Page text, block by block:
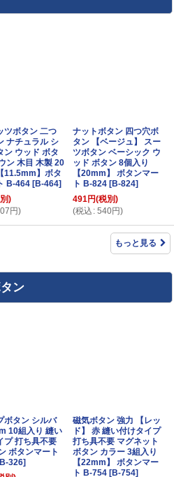
ツボタン 二つ
ナチュラル シ
ン ウッド ボタ
ン 木目 木製 20
11.5mm】ボタ
B-464 [B-464]
)
円)
ナットボタン 四つ穴ボ
タン 【ベージュ】 スー
ツボタン ベーシック ウ
ッド ボタン 8個入り
【20mm】 ボタンマー
ト B-824 [B-824]
491円(税別)
(税込 : 540円)
もっと見る
ン
ボタン シルバ
10組入り 縫い
プ 打ち具不要
ボタンマート
326]
磁気ボタン 強力 【レッ
ド】 赤 縫い付けタイプ
打ち具不要 マグネット
ボタン カラー 3組入り
【22mm】 ボタンマー
ト B-754 [B-754]